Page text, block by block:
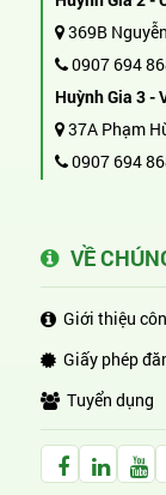
369B
0907 694
Huỳnh Gia 3 -
37A Phạm
0907 694
VỀ
Giới thiệu
Giấy phép
Tuyển dụng
Facebook